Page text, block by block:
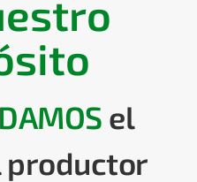
el
productor